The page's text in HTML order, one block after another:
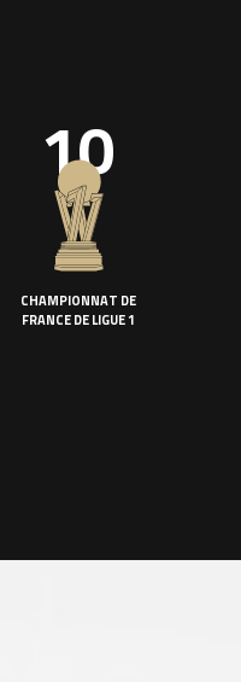
10
CHAMPIONNAT DE
FRANCE DE LIGUE 1